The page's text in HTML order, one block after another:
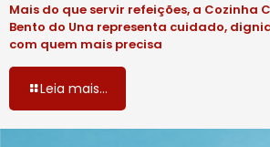
Mais do que servir refeições, a Cozinha
Bento do Una representa cuidado,
com quem mais precisa
Leia mais...